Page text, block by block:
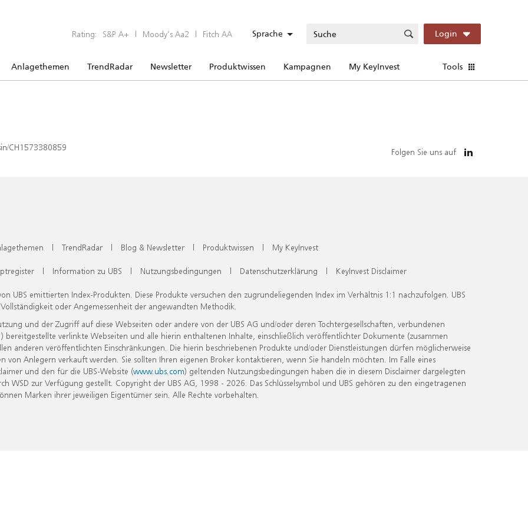
Rating: S&P A+ | Moody’s Aa2 | Fitch AA Sprache Login
Anlagethemen TrendRadar Newsletter Produktwissen Kampagnen My KeyInvest Tools
CH1573380859 Folgen Sie uns auf
| TrendRadar | Blog & Newsletter | Produktwissen | My KeyInvest
| Information zu UBS | Nutzungsbedingungen | Datenschutzerklärung | KeyInvest Disclaimer
UBS emittierten Index-Produkten. Diese Produkte versuchen den zugrundeliegenden Index im Verhältnis 1:1 nachzufolgen. UBS
oder Angemessenheit der angewandten Methodik.
und der Zugriff auf diese Webseiten oder andere von der UBS AG und/oder deren Tochtergesellschaften, verbundenen
verlinkte Webseiten und alle hierin enthaltenen Inhalte, einschließlich veröffentlichter Dokumente (zusammen
anderen veröffentlichten Einschränkungen. Die hierin beschriebenen Produkte und/oder Dienstleistungen dürfen möglicherweise
Anlegern verkauft werden. Sie sollten Ihren eigenen Broker kontaktieren, wenn Sie handeln möchten. Im Falle eines
und den für die UBS-Website (www.ubs.com) geltenden Nutzungsbedingungen haben die in diesem Disclaimer dargelegten
zur Verfügung gestellt. Copyright der UBS AG, 1998 - 2026. Das Schlüsselsymbol und UBS gehören zu den eingetragenen
Marken ihrer jeweiligen Eigentümer sein. Alle Rechte vorbehalten.